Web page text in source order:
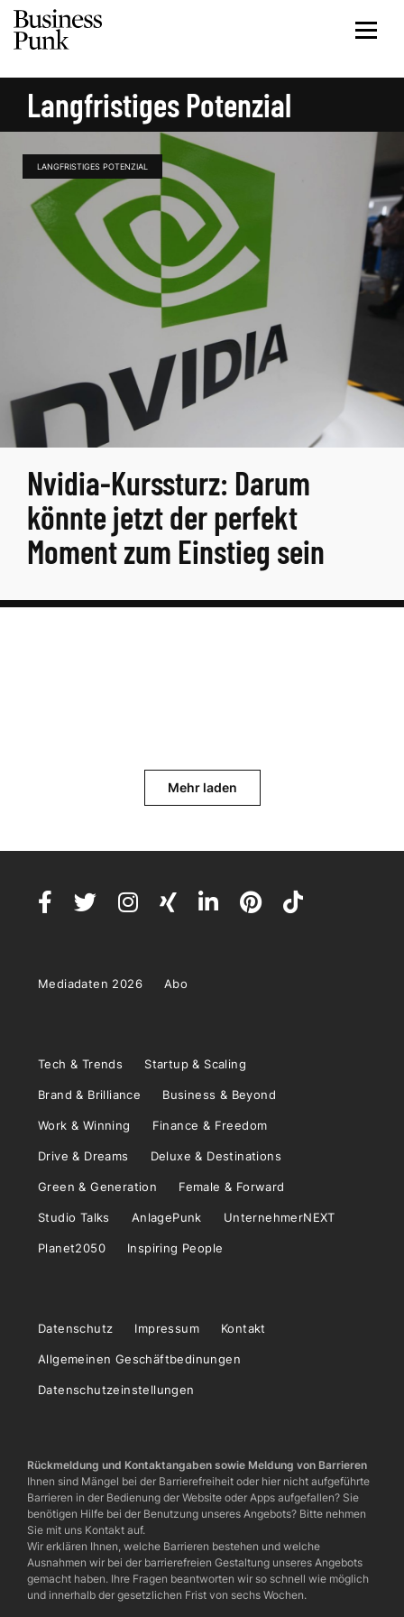
Langfristiges Potenzial
LANGFRISTIGES POTENZIAL
Nvidia-Kurssturz: Darum
könnte jetzt der perfekt
Moment zum Einstieg sein
Mehr laden
Mediadaten 2026 Abo
Tech & Trends Startup & Scaling
Brand & Brilliance Business & Beyond
Work & Winning Finance & Freedom
Drive & Dreams Deluxe & Destinations
Green & Generation Female & Forward
Studio Talks AnlagePunk UnternehmerNEXT
Planet2050 Inspiring People
Datenschutz Impressum Kontakt
Allgemeinen Geschäftbedinungen
Datenschutzeinstellungen
Rückmeldung und Kontaktangaben sowie Meldung von Barrieren
Ihnen sind Mängel bei der Barrierefreiheit oder hier nicht aufgeführte
Barrieren in der Bedienung der Website oder Apps aufgefallen? Sie
benötigen Hilfe bei der Benutzung unseres Angebots? Bitte nehmen
Sie mit uns Kontakt auf.
Wir erklären Ihnen, welche Barrieren bestehen und welche
Ausnahmen wir bei der barrierefreien Gestaltung unseres Angebots
gemacht haben. Ihre Fragen beantworten wir so schnell wie möglich
und innerhalb der gesetzlichen Frist von sechs Wochen.